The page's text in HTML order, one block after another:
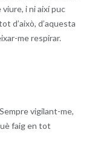
i ni així puc
d’això, d’aquesta
me respirar.
vigilant-me,
faig en tot